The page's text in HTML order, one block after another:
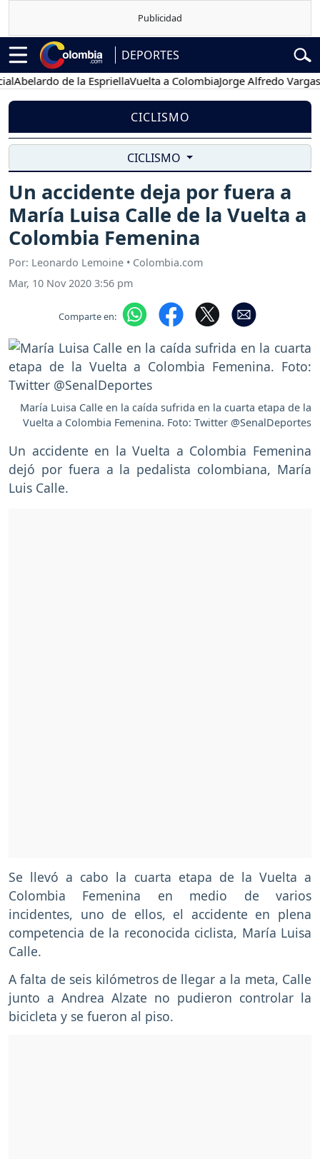
DEPORTES
de la EspriellaVuelta a ColombiaJorge Alfredo Vargas
CICLISMO
CICLISMO
Un accidente deja por fuera a
María Luisa Calle de la Vuelta a
Colombia Femenina
Por: Leonardo Lemoine • Colombia.com
Mar, 10 Nov 2020 3:56 pm
Comparte en:
María Luisa Calle en la caída sufrida en la cuarta etapa de la
Vuelta a Colombia Femenina. Foto: Twitter @SenalDeportes
Un accidente en la Vuelta a Colombia Femenina
dejó por fuera a la pedalista colombiana, María
Luis Calle.
Se llevó a cabo la cuarta etapa de la Vuelta a
Colombia Femenina en medio de varios
incidentes, uno de ellos, el accidente en plena
competencia de la reconocida ciclista, María Luisa
Calle.
A falta de seis kilómetros de llegar a la meta, Calle
junto a Andrea Alzate no pudieron controlar la
bicicleta y se fueron al piso.